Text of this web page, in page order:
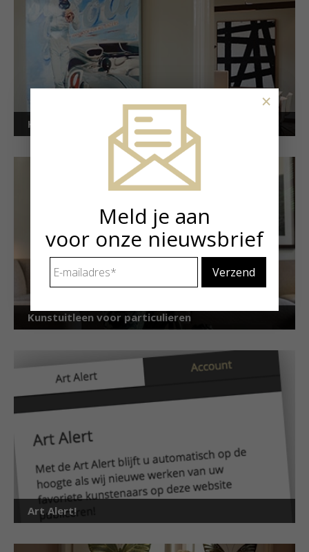
Kunstuitleen voor bedrijven
Kunstuitleen voor particulieren
Art Alert!
Meld je aan
voor onze nieuwsbrief
mailadres *
×